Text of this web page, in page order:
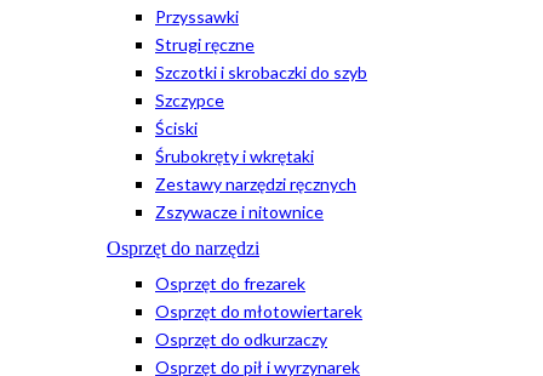
Przyssawki
Strugi ręczne
Szczotki i skrobaczki do szyb
Szczypce
Ściski
Śrubokręty i wkrętaki
Zestawy narzędzi ręcznych
Zszywacze i nitownice
Osprzęt do narzędzi
Osprzęt do frezarek
Osprzęt do młotowiertarek
Osprzęt do odkurzaczy
Osprzęt do pił i wyrzynarek